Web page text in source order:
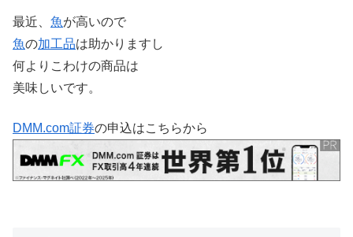
最近、 魚が高いので
魚の加工品は助かりますし
何よりこわけの商品は
美味しいです。
DMM.com証券の申込はこちらから